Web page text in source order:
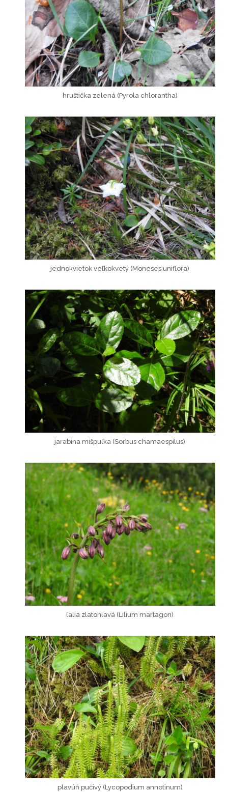
hruštička zelená (Pyrola chlorantha)
jednokvietok veľkokvetý (Moneses uniflora)
jarabina mišpuľka (Sorbus chamaespilus)
ľalia zlatohlavá (Lilium martagon)
plavúň pučivý (Lycopodium annotinum)